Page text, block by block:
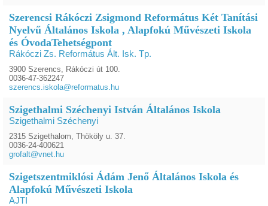
Szerencsi Rákóczi Zsigmond Református Két Tanítási
Nyelvű Általános Iskola , Alapfokú Művészeti Iskola
és ÓvodaTehetségpont
Rákóczi Zs. Református Ált. Isk. Tp.
3900 Szerencs, Rákóczi út 100.
0036-47-362247
szerencs.iskola@reformatus.hu
Szigethalmi Széchenyi István Általános Iskola
Szigethalmi Széchenyi
2315 Szigethalom, Thököly u. 37.
0036-24-400621
grofalt@vnet.hu
Szigetszentmiklósi Ádám Jenő Általános Iskola és
Alapfokú Művészeti Iskola
AJTI